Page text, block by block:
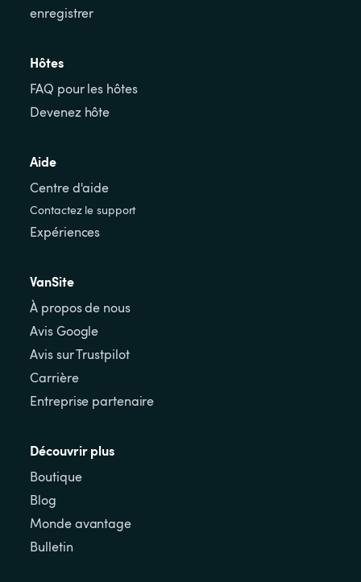
enregistrer
Hôtes
FAQ pour les hôtes
Devenez hôte
Aide
Centre d'aide
Contactez le support
Expériences
VanSite
À propos de nous
Avis Google
Avis sur Trustpilot
Carrière
Entreprise partenaire
Découvrir plus
Boutique
Blog
Monde avantage
Bulletin